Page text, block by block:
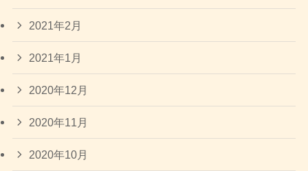
2021年2月
2021年1月
2020年12月
2020年11月
2020年10月